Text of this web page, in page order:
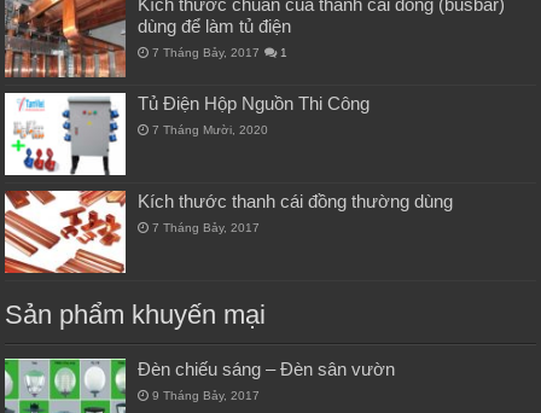
Kích thước chuẩn của thanh cái đồng (busbar)
dùng để làm tủ điện
7 Tháng Bảy, 2017 1
Tủ Điện Hộp Nguồn Thi Công
7 Tháng Mười, 2020
Kích thước thanh cái đồng thường dùng
7 Tháng Bảy, 2017
Sản phẩm khuyến mại
Đèn chiếu sáng – Đèn sân vườn
9 Tháng Bảy, 2017